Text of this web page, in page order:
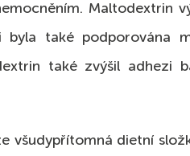
Maltodextrin
byla také podporována
také zvýšil adhezi
všudypřítomná dietní